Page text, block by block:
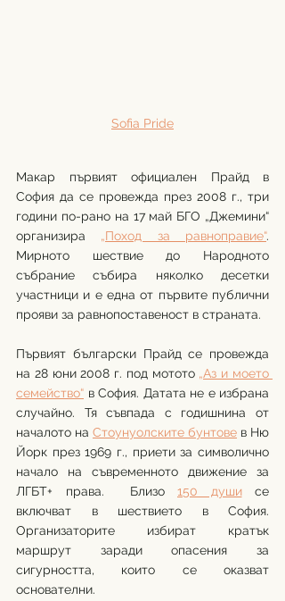
Sofia Pride
Макар първият официален Прайд в
София да се провежда през 2008 г., три
години по-рано на 17 май БГО „Джемини“
организира „Поход за равноправие“.
Мирното шествие до Народното
събрание събира няколко десетки
участници и е една от първите публични
прояви за равнопоставеност в страната.
Първият български Прайд се провежда
на 28 юни 2008 г. под мотото „Аз и моето
семейство“ в София. Датата не е избрана
случайно. Тя съвпада с годишнина от
началото на Стоунуолските бунтове в Ню
Йорк през 1969 г., приети за символично
начало на съвременното движение за
ЛГБТ+ права.  Близо 150 души се
включват в шествието в София.
Организаторите избират кратък
маршрут заради опасения за
сигурността, които се оказват
основателни.